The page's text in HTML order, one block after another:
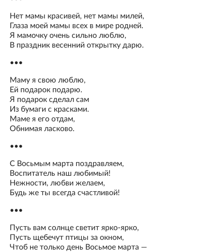
Нет мамы красивей, нет мамы милей,
Глаза моей мамы всех в мире родней.
Я мамочку очень сильно люблю,
В праздник весенний открытку дарю.
•••
Маму я свою люблю,
Ей подарок подарю.
Я подарок сделал сам
Из бумаги с красками.
Маме я его отдам,
Обнимая ласково.
•••
С Восьмым марта поздравляем,
Воспитатель наш любимый!
Нежности, любви желаем,
Будь же ты всегда счастливой!
•••
Пусть вам солнце светит ярко-ярко,
Пусть щебечут птицы за окном,
Чтоб не только день Восьмое марта —